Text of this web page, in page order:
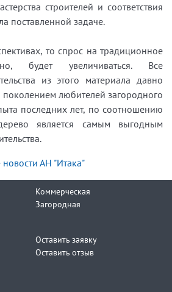
строителей и соответствия
поставленной задаче.
то спрос на традиционное
будет увеличиваться. Все
из этого материала давно
любителей загородного
последних лет, по соотношению
является самым выгодным
новости АН "Итака"
Коммерческая
Загородная
Оставить заявку
Оставить отзыв